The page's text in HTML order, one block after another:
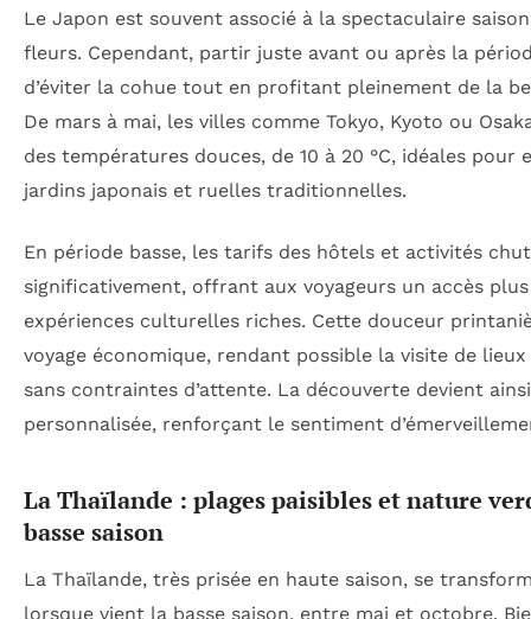
Le Japon est souvent associé à la spectaculaire
fleurs. Cependant, partir juste avant ou après la
d’éviter la cohue tout en profitant pleinement de la
De mars à mai, les villes comme Tokyo, Kyoto ou
des températures douces, de 10 à 20 °C, idéales pour
jardins japonais et ruelles traditionnelles.
En période basse, les tarifs des hôtels et activités
significativement, offrant aux voyageurs un accès
expériences culturelles riches. Cette douceur
voyage économique, rendant possible la visite de
sans contraintes d’attente. La découverte devient
personnalisée, renforçant le sentiment
La Thaïlande : plages paisibles et nature
basse saison
La Thaïlande, très prisée en haute saison, se
lorsque vient la basse saison, entre mai et octobre.